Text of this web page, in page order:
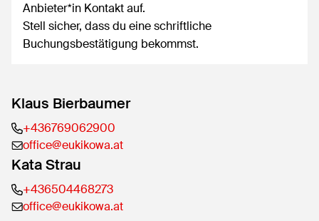
Anbieter*in Kontakt auf.
Stell sicher, dass du eine schriftliche
Buchungsbestätigung bekommst.
Klaus Bierbaumer
+436769062900
office@eukikowa.at
Kata Strau
+436504468273
office@eukikowa.at